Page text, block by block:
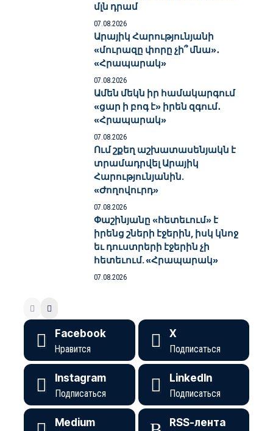
մլն դրամ
07.08.2026
Արայիկ Հարությունյանի
«մուրազը փորը չի՞ մնա»․
«Հրապարակ»
07.08.2026
Ամեն մեկն իր համակարգում
«ցար ի բոգ է» իրեն զգում․
«Հրապարակ»
07.08.2026
Ում շքեղ աշխատասենյակն է
տրամադրվել Արայիկ
Հարությունյանին.
«Ժողովուրդ»
07.08.2026
Փաշինյանը «հետեւում» է
իրենց շների էջերին, իսկ կնոջ
եւ դուստրերի էջերին չի
հետեւում. «Հրապարակ»
07.08.2026
Facebook
Нравится
X
Подписаться
Instagram
Подписаться
LinkedIn
Подписаться
Medium RSS-лента